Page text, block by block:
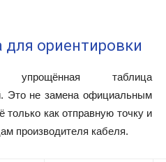
для ориентировки
таблица
Это не замена официальным
как отправную точку и
производителя кабеля.